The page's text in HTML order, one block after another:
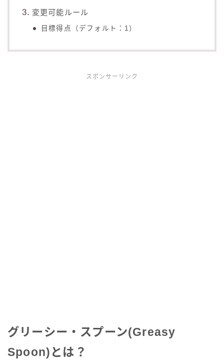
変更可能ルール
目標得点（デフォルト：1）
スポンサーリンク
グリーシー・スプーン(Greasy
Spoon)とは？